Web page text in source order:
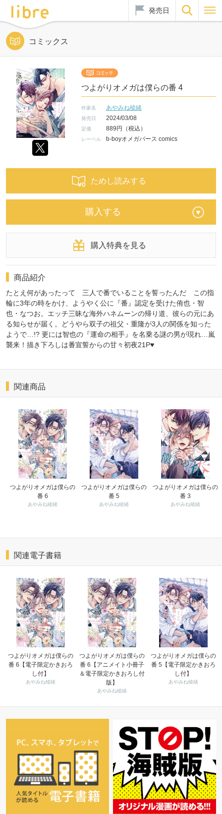
発売日
コミックス
つよがりオメガは僕らの番 4
作家名 あやみね稜緒
発売日 2024/03/08
定価 889円（税込）
レーベル b-boyオメガバース comics
ためし読みする
購入する
購入特典を見る
商品紹介
たとえ何があったって 三人で番でいることを誓ったんだ この指
輪に3年の時をかけ、ようやく公に『番』認定を受けた侑也・智
也・なつお。エッチ三昧な海外ハネムーンの帰り道、彼らの元にあ
る知らせが届く。どうやら双子の祖父・重隆が3人の関係を知った
ようで…!? 更には智也の『運命の相手』を名乗る謎の男が現れ…嵐
襲来！描き下ろしは番宣誓からの甘々初夜21P♥
関連商品
つよがりオメガは僕らの
番 6
あやみね稜緒
つよがりオメガは僕らの
番 5
あやみね稜緒
つよがりオメガは僕らの
番 3
あやみね稜緒
関連電子書籍
つよがりオメガは僕らの
番 6【電子限定かきおろ
し付】
あやみね稜緒
つよがりオメガは僕らの
番 6【アニメイト小冊子
＆電子限定かきおろし付
版】
あやみね稜緒
つよがりオメガは僕らの
番 5【電子限定かきおろ
し付】
あやみね稜緒